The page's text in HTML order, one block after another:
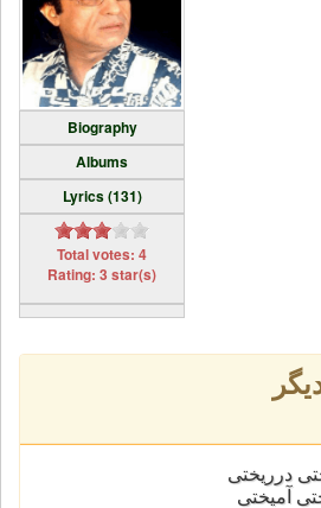
Biography
Albums
Lyrics (131)
Total votes: 4
Rating: 3 star(s)
درریختی
آمیختی